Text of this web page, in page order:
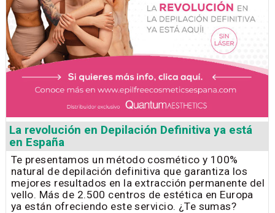
La revolución en Depilación Definitiva ya está
en España
Te presentamos un método cosmético y 100%
natural de depilación definitiva que garantiza los
mejores resultados en la extracción permanente del
vello. Más de 2.500 centros de estética en Europa
ya están ofreciendo este servicio. ¿Te sumas?